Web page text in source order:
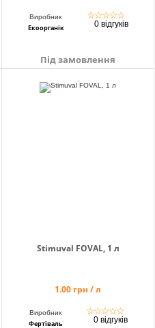
Виробник
Екоорганік
☆☆☆☆☆
0 відгуків
Під замовлення
Stimuval FOVAL, 1 л
1.00 грн / л
Виробник
Фертіваль
☆☆☆☆☆
0 відгуків